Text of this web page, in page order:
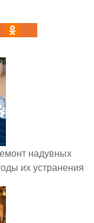
надувных
их устранения